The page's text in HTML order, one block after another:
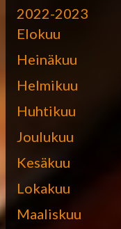
2022-2023
Elokuu
Heinäkuu
Helmikuu
Huhtikuu
Joulukuu
Kesäkuu
Lokakuu
Maaliskuu